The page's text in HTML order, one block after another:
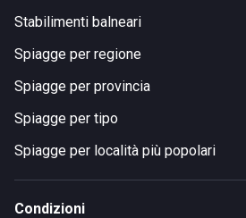
Stabilimenti balneari
Spiagge per regione
Spiagge per provincia
Spiagge per tipo
Spiagge per località più popolari
Condizioni